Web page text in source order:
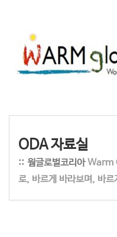
ODA 자료실
:: 웜글로벌코리아 Warm
로, 바르게 바라보며, 바르